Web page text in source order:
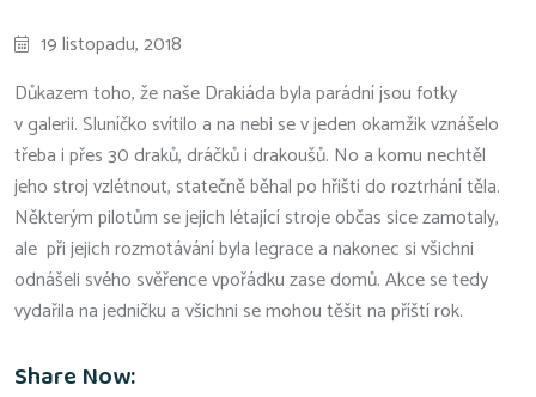
19 listopadu, 2018
Důkazem toho, že naše Drakiáda byla parádní jsou fotky
v galerii. Sluníčko svítilo a na nebi se v jeden okamžik vznášelo
třeba i přes 30 draků, dráčků i drakoušů. No a komu nechtěl
jeho stroj vzlétnout, statečně běhal po hřišti do roztrhání těla.
Některým pilotům se jejich létající stroje občas sice zamotaly,
ale při jejich rozmotávání byla legrace a nakonec si všichni
odnášeli svého svěřence vpořádku zase domů. Akce se tedy
vydařila na jedničku a všichni se mohou těšit na příští rok.
Share Now: